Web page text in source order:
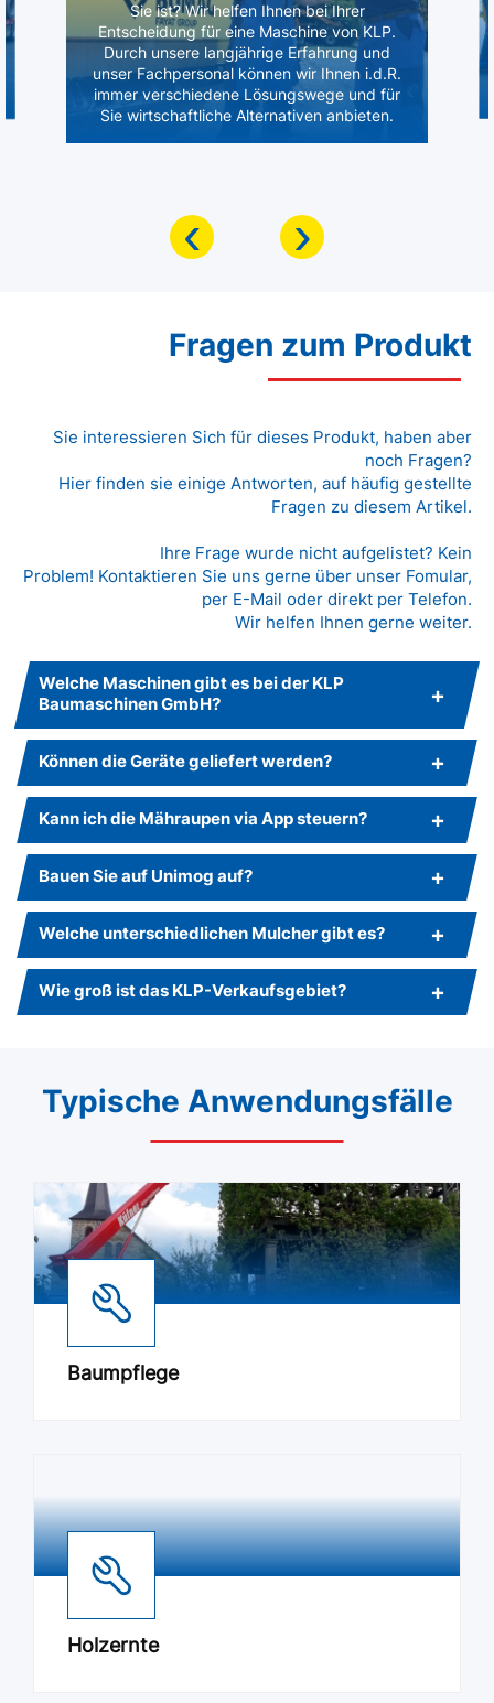
Sie ist? Wir helfen Ihnen bei Ihrer
Entscheidung für eine Maschine von KLP.
Durch unsere langjährige Erfahrung und
unser Fachpersonal können wir Ihnen i.d.R.
immer verschiedene Lösungswege und für
Sie wirtschaftliche Alternativen anbieten.
‹ ›
Fragen zum Produkt
Sie interessieren Sich für dieses Produkt, haben aber
noch Fragen?
Hier finden sie einige Antworten, auf häufig gestellte
Fragen zu diesem Artikel.
Ihre Frage wurde nicht aufgelistet? Kein
Problem! Kontaktieren Sie uns gerne über unser Fomular,
per E-Mail oder direkt per Telefon.
Wir helfen Ihnen gerne weiter.
Welche Maschinen gibt es bei der KLP
Baumaschinen GmbH?
Können die Geräte geliefert werden?
Kann ich die Mähraupen via App steuern?
Bauen Sie auf Unimog auf?
Welche unterschiedlichen Mulcher gibt es?
Wie groß ist das KLP-Verkaufsgebiet?
Typische Anwendungsfälle
Baumpflege
Holzernte